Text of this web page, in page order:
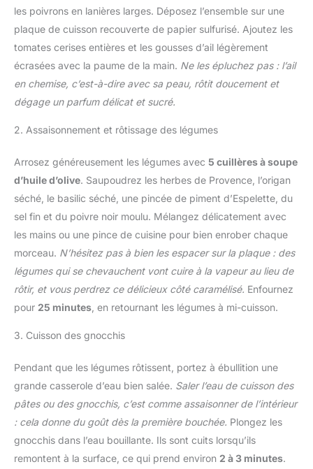
les poivrons en lanières larges. Déposez l’ensemble sur une
plaque de cuisson recouverte de papier sulfurisé. Ajoutez les
tomates cerises entières et les gousses d’ail légèrement
écrasées avec la paume de la main. Ne les épluchez pas : l’ail
en chemise, c’est-à-dire avec sa peau, rôtit doucement et
dégage un parfum délicat et sucré.
2. Assaisonnement et rôtissage des légumes
Arrosez généreusement les légumes avec 5 cuillères à soupe
d’huile d’olive. Saupoudrez les herbes de Provence, l’origan
séché, le basilic séché, une pincée de piment d’Espelette, du
sel fin et du poivre noir moulu. Mélangez délicatement avec
les mains ou une pince de cuisine pour bien enrober chaque
morceau. N’hésitez pas à bien les espacer sur la plaque : des
légumes qui se chevauchent vont cuire à la vapeur au lieu de
rôtir, et vous perdrez ce délicieux côté caramélisé. Enfournez
pour 25 minutes , en retournant les légumes à mi-cuisson.
3. Cuisson des gnocchis
Pendant que les légumes rôtissent, portez à ébullition une
grande casserole d’eau bien salée. Saler l’eau de cuisson des
pâtes ou des gnocchis, c’est comme assaisonner de l’intérieur
: cela donne du goût dès la première bouchée. Plongez les
gnocchis dans l’eau bouillante. Ils sont cuits lorsqu’ils
remontent à la surface, ce qui prend environ 2 à 3 minutes.